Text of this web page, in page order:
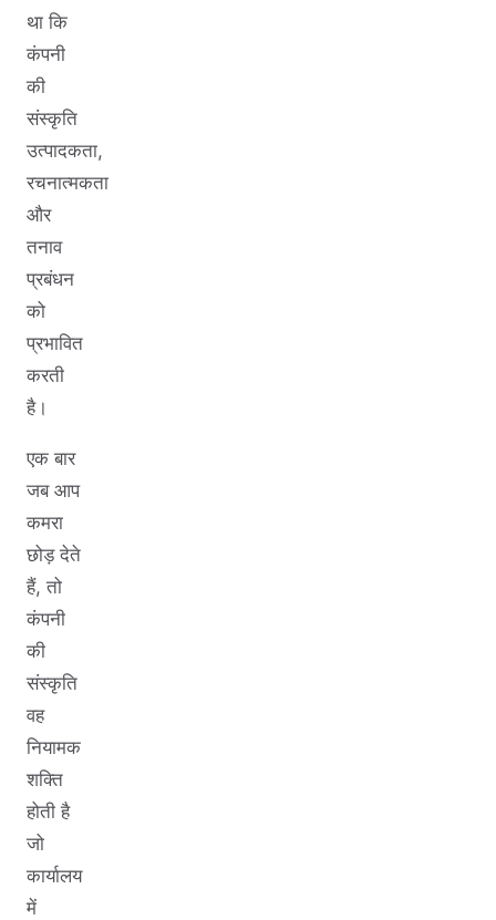
था कि
कंपनी
की
संस्कृति
उत्पादकता,
रचनात्मकता
और
तनाव
प्रबंधन
को
प्रभावित
करती
है।
एक बार
जब आप
कमरा
छोड़ देते
हैं, तो
कंपनी
की
संस्कृति
वह
नियामक
शक्ति
होती है
जो
कार्यालय
में